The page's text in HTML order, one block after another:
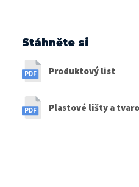
Stáhněte si
Produktový list
Plastové lišty a